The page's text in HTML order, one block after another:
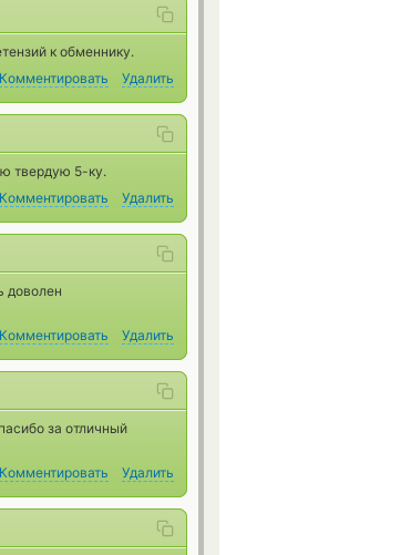
к обменнику.
Комментировать
Удалить
твердую 5-ку.
Комментировать
Удалить
доволен
Комментировать
Удалить
за отличный
Комментировать
Удалить